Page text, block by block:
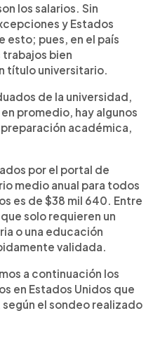
los salarios. Sin
y Estados
esto; pues, en el país
bien
título universitario.
de la universidad,
promedio, hay algunos
académica,
por el portal de
medio anual para todos
es de $38 mil 640. Entre
solo requieren un
o una educación
validada.
a continuación los
en Estados Unidos que
el sondeo realizado